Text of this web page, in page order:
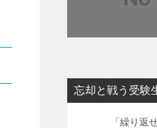
忘却と戦う受験
「繰り返